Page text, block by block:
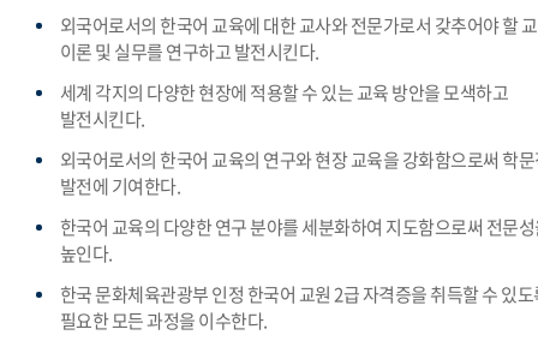
외국어로서의 한국어 교육에 대한 교사와 전문가로서 갖추어야 할
이론 및 실무를 연구하고 발전시킨다.
세계 각지의 다양한 현장에 적용할 수 있는 교육 방안을 모색하고
발전시킨다.
외국어로서의 한국어 교육의 연구와 현장 교육을 강화함으로써 학
발전에 기여한다.
한국어 교육의 다양한 연구 분야를 세분화하여 지도함으로써 전문
높인다.
한국 문화체육관광부 인정 한국어 교원 2급 자격증을 취득할 수 있
필요한 모든 과정을 이수한다.